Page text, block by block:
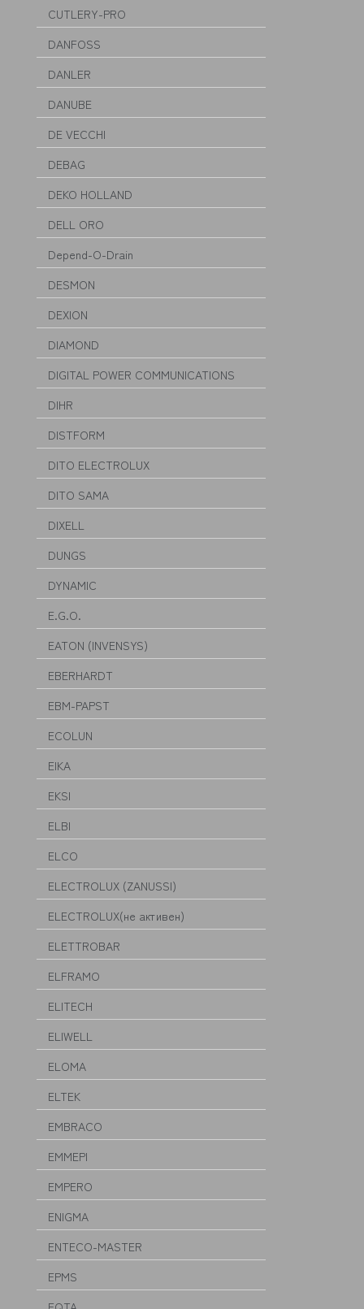
CUTLERY-PRO
DANFOSS
DANLER
DANUBE
DE VECCHI
DEBAG
DEKO HOLLAND
DELL ORO
Depend-O-Drain
DESMON
DEXION
DIAMOND
DIGITAL POWER COMMUNICATIONS
DIHR
DISTFORM
DITO ELECTROLUX
DITO SAMA
DIXELL
DUNGS
DYNAMIC
E.G.O.
EATON (INVENSYS)
EBERHARDT
EBM-PAPST
ECOLUN
EIKA
EKSI
ELBI
ELCO
ELECTROLUX (ZANUSSI)
ELECTROLUX(не активен)
ELETTROBAR
ELFRAMO
ELITECH
ELIWELL
ELOMA
ELTEK
EMBRACO
EMMEPI
EMPERO
ENIGMA
ENTECO-MASTER
EPMS